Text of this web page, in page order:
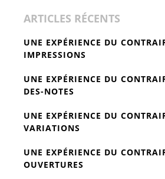
ARTICLES RÉCENTS
UNE EXPÉRIENCE DU
IMPRESSIONS
UNE EXPÉRIENCE DU
DES-NOTES
UNE EXPÉRIENCE DU
VARIATIONS
UNE EXPÉRIENCE DU
OUVERTURES